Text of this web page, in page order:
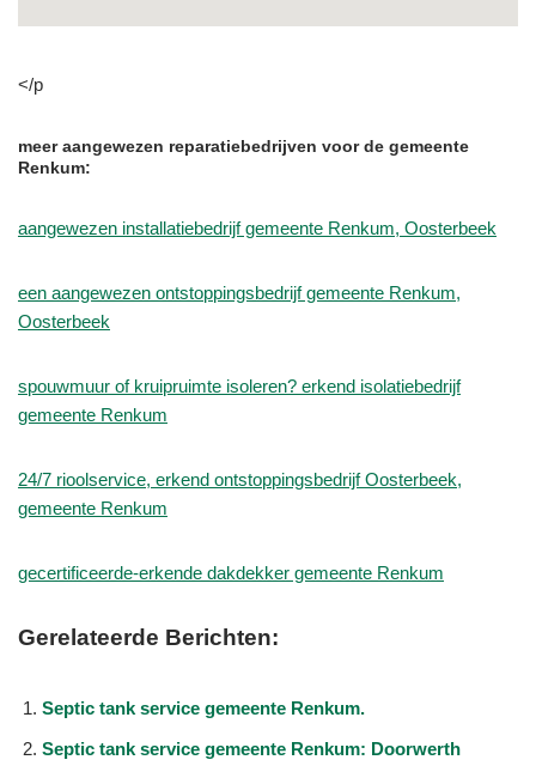
</p
meer aangewezen reparatiebedrijven voor de gemeente
Renkum:
aangewezen installatiebedrijf gemeente Renkum, Oosterbeek
een aangewezen ontstoppingsbedrijf gemeente Renkum,
Oosterbeek
spouwmuur of kruipruimte isoleren? erkend isolatiebedrijf
gemeente Renkum
24/7 rioolservice, erkend ontstoppingsbedrijf Oosterbeek,
gemeente Renkum
gecertificeerde-erkende dakdekker gemeente Renkum
Gerelateerde Berichten:
Septic tank service gemeente Renkum.
Septic tank service gemeente Renkum: Doorwerth